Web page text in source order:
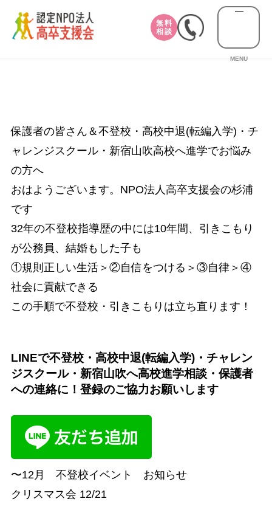
無料
相談
MENU
保護者の皆さん＆不登校・高校中退(転編入学)・チ
ャレンジスクール・新宿山吹高校へ進学でお悩み
の方へ
おはようございます。NPO法人高卒支援会の杉浦
です
32年の不登校指導歴の中には10年間、引きこもり
が公務員、結婚もした子も
①規則正しい生活＞②自信をつける＞③自律＞④
社会に貢献できる
この手順で不登校・引きこもりは立ち直ります！
LINEで不登校・高校中退(転編入学)・チャレン
ジスクール・新宿山吹へ高校進学相談・保護者
への連絡に！登録のご協力お願いします
〜12月 不登校イベント お知らせ
クリスマス会 12/21